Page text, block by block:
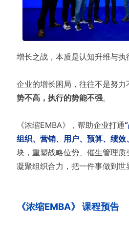
增长之战，本质是认知升维与执
企业的增长困局，往往不是努力
势不高，执行的势能不强。
《浓缩EMBA》，帮助企业打通
组织、营销、用户、预算、绩效
块，重塑战略位势、催生管理质
凝聚组织合力，把一件事做到世
《浓缩EMBA》 课程预告